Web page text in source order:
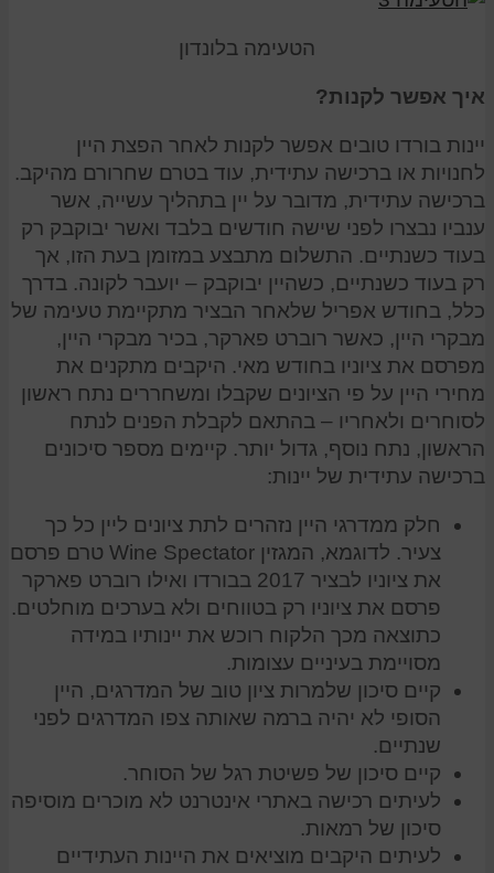
הטעימה בלונדון
איך אפשר לקנות?
יינות בורדו טובים אפשר לקנות לאחר הפצת היין
לחנויות או ברכישה עתידית, עוד בטרם שחרורם מהיקב.
ברכישה עתידית, מדובר על יין בתהליך עשייה, אשר
ענביו נבצרו לפני שישה חודשים בלבד ואשר יבוקבק רק
בעוד כשנתיים. התשלום מתבצע במזומן בעת הזו, אך
רק בעוד כשנתיים, כשהיין יבוקבק – יועבר לקונה. בדרך
כלל, בחודש אפריל שלאחר הבציר מתקיימת טעימה של
מבקרי היין, כאשר רוברט פארקר, בכיר מבקרי היין,
מפרסם את ציוניו בחודש מאי. היקבים מתקנים את
מחירי היין על פי הציונים שקבלו ומשחררים נתח ראשון
לסוחרים ולאחריו – בהתאם לקבלת הפנים לנתח
הראשון, נתח נוסף, גדול יותר. קיימים מספר סיכונים
ברכישה עתידית של יינות:
חלק ממדרגי היין נזהרים לתת ציונים ליין כל כך
צעיר. לדוגמא, המגזין Wine Spectator טרם פרסם
את ציוניו לבציר 2017 בבורדו ואילו רוברט פארקר
פרסם את ציוניו רק בטווחים ולא בערכים מוחלטים.
כתוצאה מכך הלקוח רוכש את יינותיו במידה
מסויימת בעיניים עצומות.
קיים סיכון שלמרות ציון טוב של המדרגים, היין
הסופי לא יהיה ברמה שאותה צפו המדרגים לפני
שנתיים.
קיים סיכון של פשיטת רגל של הסוחר.
לעיתים רכישה באתרי אינטרנט לא מוכרים מוסיפה
סיכון של רמאות.
לעיתים היקבים מוציאים את היינות העתידיים